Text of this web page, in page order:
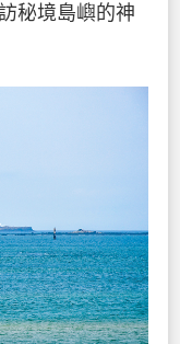
秘境島嶼的神